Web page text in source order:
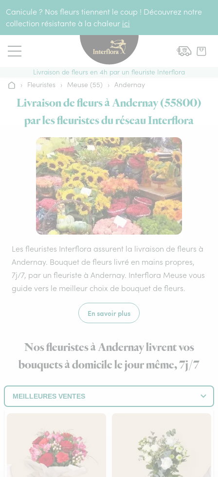
Canicule ? Nos fleurs tiennent le coup ! Découvrez notre
collection résistante à la chaleur ici
Livraison de fleurs en 4h par un fleuriste Interflora
Accueil
› Fleuristes › Meuse (55) › Andernay
Livraison de fleurs à Andernay (55800)
par les fleuristes du réseau Interflora
Les fleuristes Interflora assurent la livraison de fleurs à
Andernay. Bouquet de fleurs livré en mains propres,
7j/7, par un fleuriste à Andernay. Interflora Meuse vous
guide vers le meilleur choix de bouquet de fleurs.
En savoir plus
Nos fleuristes à Andernay livrent vos
bouquets à domicile le jour même, 7j/7